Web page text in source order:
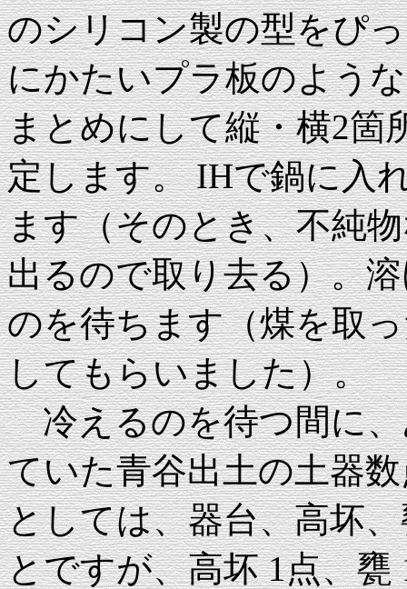
のシリコン製の型をぴ
にかたいプラ板のよう
まとめにして縦・横2箇
定します。 IHで鍋に入
ます（そのとき、不純
出るので取り去る）。
のを待ちます（煤を取
してもらいました）。
冷えるのを待つ間に、
ていた青谷出土の土器
としては、器台、高坏
とですが、高坏 1点、